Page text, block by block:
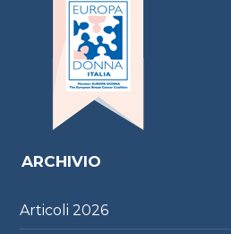
ARCHIVIO
Articoli2026